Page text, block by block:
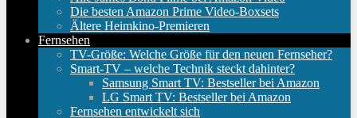
Die besten Amazon Prime Video-Boxsets
Ältere Heimkino-Premieren
Fernsehen
TV-Größe: Welche Größe für den neuen Fernseher?
Smart-TV – welche Technik steckt dahinter?
Samsung Smart TV: Bestseller bei Amazon
LG Smart TV: Bestseller bei Amazon
Fernsehen entwickelt sich